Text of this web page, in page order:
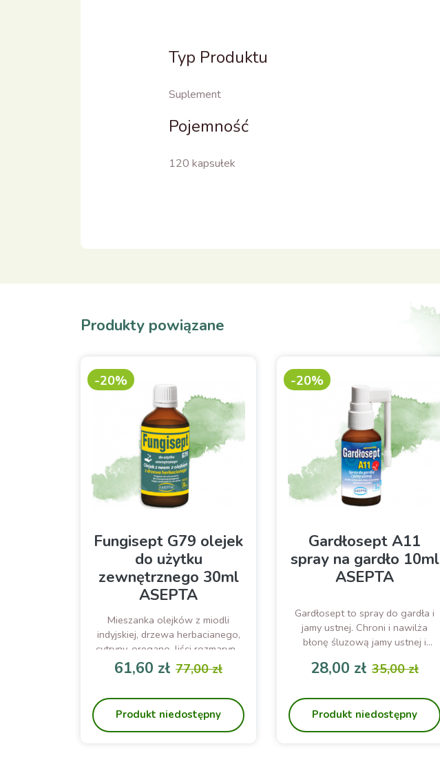
Typ Produktu
Suplement
Pojemność
120 kapsułek
Produkty powiązane
Fungisept G79 olejek
do użytku
zewnętrznego 30ml
ASEPTA
Mieszanka olejków z miodli
indyjskiej, drzewa herbacianego,
cytryny, oregano, liści rozmarynu
lekarskiego, trawy cytrynowej,
goździkowca korzennego do
61,60 zł 77,00 zł
Produkt niedostępny
-20%
Gardłosept A11
spray na gardło 10ml
ASEPTA
Gardłosept to spray do gardła i
jamy ustnej. Chroni i nawilża
błonę śluzową jamy ustnej i
28,00 zł 35,00 zł
Produkt niedostępny
-20%